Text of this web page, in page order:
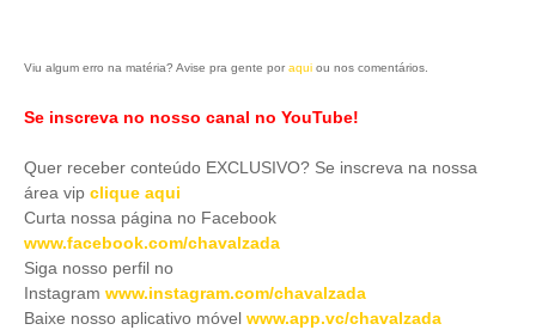
Viu algum erro na matéria? Avise pra gente por aqui ou nos comentários.
Se inscreva no nosso canal no YouTube!
Quer receber conteúdo EXCLUSIVO? Se inscreva na nossa
área vip clique aqui
Curta nossa página no Facebook
www.facebook.com/chavalzada
Siga nosso perfil no
Instagram www.instagram.com/chavalzada
Baixe nosso aplicativo móvel www.app.vc/chavalzada